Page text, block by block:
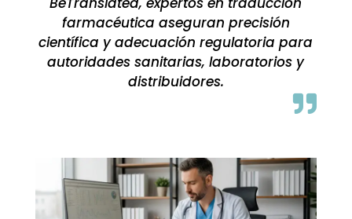
farmacéutica aseguran precisión
científica y adecuación regulatoria para
autoridades sanitarias, laboratorios y
distribuidores.
